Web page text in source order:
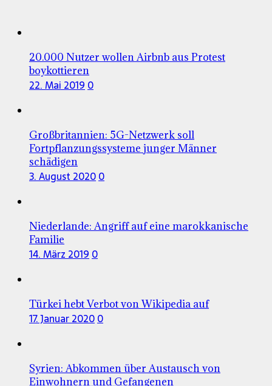
20.000 Nutzer wollen Airbnb aus Protest
boykottieren
22. Mai 2019 0
Großbritannien: 5G-Netzwerk soll
Fortpflanzungssysteme junger Männer
schädigen
3. August 20200
Niederlande: Angriff auf eine marokkanische
Familie
14. März 2019 0
Türkei hebt Verbot von Wikipedia auf
17. Januar 20200
Syrien: Abkommen über Austausch von
Einwohnern und Gefangenen